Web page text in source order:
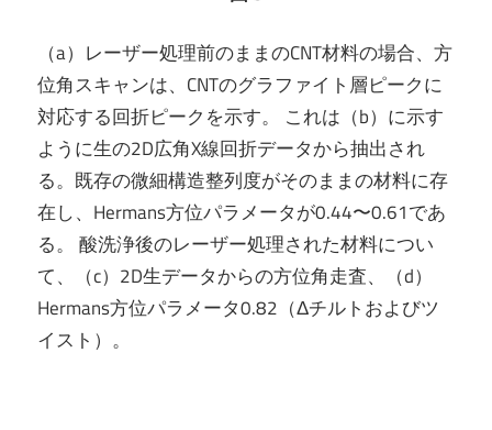
（a）レーザー処理前のままのCNT材料の場合、方
位角スキャンは、CNTのグラファイト層ピークに
対応する回折ピークを示す。 これは（b）に示す
ように生の2D広角X線回折データから抽出され
る。既存の微細構造整列度がそのままの材料に存
在し、Hermans方位パラメータが0.44〜0.61であ
る。 酸洗浄後のレーザー処理された材料につい
て、（c）2D生データからの方位角走査、（d）
Hermans方位パラメータ0.82（Δチルトおよびツ
イスト）。